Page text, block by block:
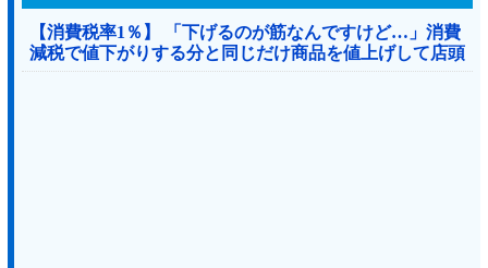
【消費税率1％】 「下げるのが筋なんですけど…」消費
減税で値下がりする分と同じだけ商品を値上げして店頭
価格を変えない店も